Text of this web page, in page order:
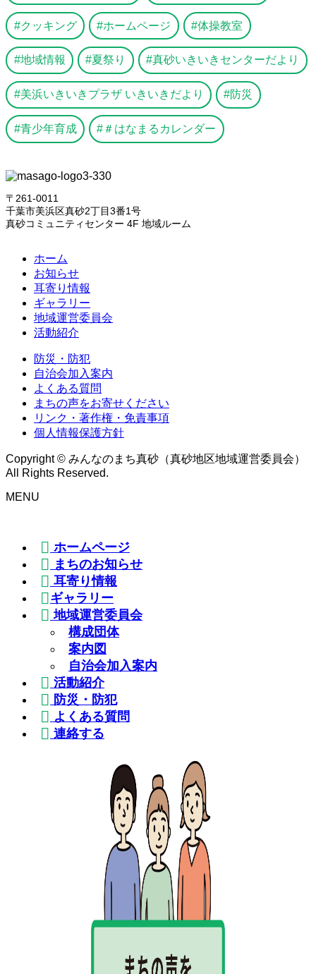
クッキング ホームページ 体操教室
地域情報 夏祭り 真砂いきいきセンターだより
美浜いきいきプラザ いきいきだより 防災
青少年育成 ＃はなまるカレンダー
〒261-0011
千葉市美浜区真砂2丁目3番1号
真砂コミュニティセンター 4F 地域ルーム
ホーム
お知らせ
耳寄り情報
ギャラリー
地域運営委員会
活動紹介
防災・防犯
自治会加入案内
よくある質問
まちの声をお寄せください
リンク・著作権・免責事項
個人情報保護方針
Copyright © みんなのまち真砂（真砂地区地域運営委員会）
All Rights Reserved.
MENU
ホームページ
まちのお知らせ
耳寄り情報
ギャラリー
地域運営委員会
構成団体
案内図
自治会加入案内
活動紹介
防災・防犯
よくある質問
連絡する